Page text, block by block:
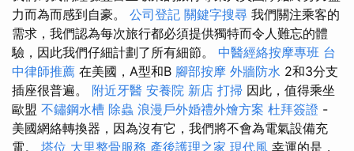
力而為而感到自豪。 公司登記 關鍵字搜尋 我們關注乘客的
需求，我們認為每次旅行都必須提供獨特而令人難忘的體
驗，因此我們仔細計劃了所有細節。 中醫經絡按摩專班 台
中律師推薦 在美國，A型和B 腳部按摩 外牆防水 2和3分支
插座很普遍。 附近牙醫 安養院 新店 打掃 因此，值得乘坐
歐盟 不鏽鋼水槽 除蟲 浪漫戶外婚禮外燴方案 杜拜簽證 -
美國網絡轉換器，因為沒有它，我們將不會為電氣設備充
電。 塔位 大里整骨服務 產後護理之家 現代風 幸運的是，